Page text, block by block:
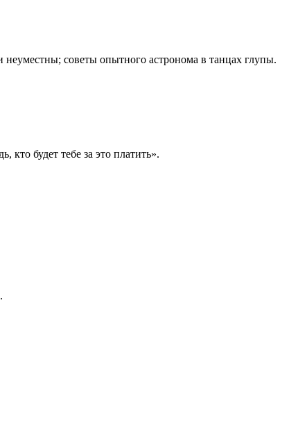
советы опыт­ного астронома в танцах глупы.
будет тебе за это платить».